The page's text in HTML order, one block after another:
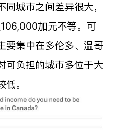
城市之间差异很大，
加元不等。可
要集中在多伦多、温哥
可负担的城市多位于大
。